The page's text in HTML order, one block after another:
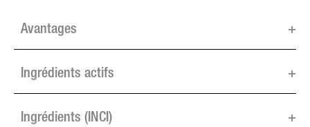
Avantages +
Ingrédients actifs +
Ingrédients (INCI) +